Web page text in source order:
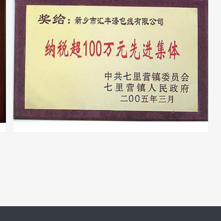
质量管理**单位